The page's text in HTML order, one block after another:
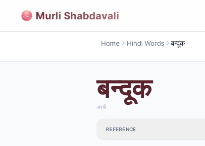
Murli Shabdavali
Home Hindi Words बन्दूक
बन्दूक
अरबी
REFERENCE